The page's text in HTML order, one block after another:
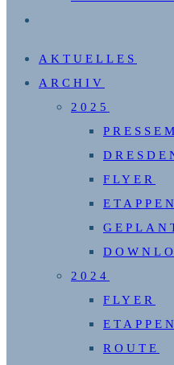
UMSCHALTEN
AKTUELLES
ARCHIV
2025
FLYER
2024
FLYER
ROUTE